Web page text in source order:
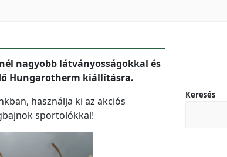
nagyobb látványosságokkal és
Hungarotherm kiállításra.
használja ki az akciós
sportolókkal!
Keresés